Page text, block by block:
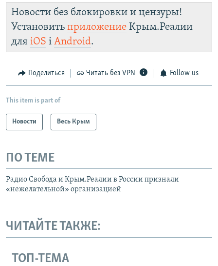
Крым.Реалии
зеркального сайта:
https://smarturl.click/zYdJA
установить VPN
Новости без блокировки и цензуры!
Установить приложение Крым.Реалии
для iOS і Android.
Поделиться Читать без VPN Follow us
This item is part of
Новости Весь Крым
ПО ТЕМЕ
Радио Свобода и Крым.Реалии в России признали
«нежелательной» организацией
ЧИТАЙТЕ ТАКЖЕ:
ТОП-ТЕМА